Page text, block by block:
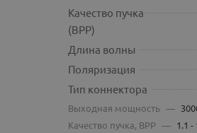
Качество пучка
(BPP)
Длина волны
Поляризация
Тип коннектора
Выходная мощность —
Качество пучка, BPP — 1.1